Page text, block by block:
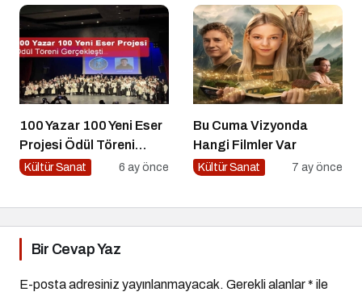
100 Yazar 100 Yeni Eser
Projesi Ödül Töreni
Gerçekleşti
Kültür Sanat 6 ay önce
Bu Cuma Vizyonda
Hangi Filmler Var
Kültür Sanat 7 ay önce
Bir Cevap Yaz
E-posta adresiniz yayınlanmayacak. Gerekli alanlar* ile